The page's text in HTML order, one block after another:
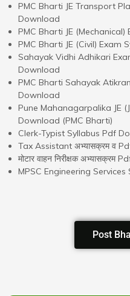
PMC Bharti JE Transport
Download
PMC Bharti JE
PMC Bharti JE (Civil) Exam
Sahayak Vidhi Adhikari
Download
PMC Bharti Sahayak
Download
Pune Mahanagarpalika JE
Download (PMC Bharti)
Clerk-Typist Syllabus Pdf
Tax Assistant अभ्यासक्रम व
मोटार वाहन निरीक्षक अभ्यासक्रम
MPSC Engineering Services
Post